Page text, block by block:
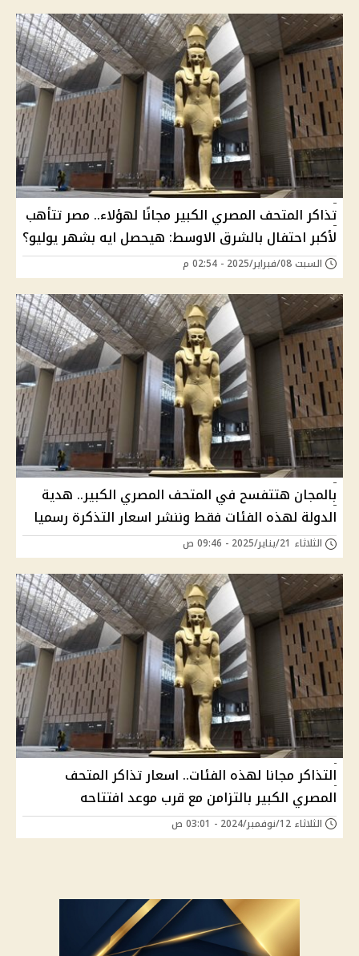
تذاكر المتحف المصري الكبير مجانًا لهؤلاء.. مصر تتأهب
لأكبر احتفال بالشرق الاوسط: هيحصل ايه بشهر يوليو؟
السبت 08/فبراير/2025 - 02:54 م
بالمجان هتتفسح في المتحف المصري الكبير.. هدية
الدولة لهذه الفئات فقط وننشر اسعار التذكرة رسميا
الثلاثاء 21/يناير/2025 - 09:46 ص
التذاكر مجانا لهذه الفئات.. اسعار تذاكر المتحف
المصري الكبير بالتزامن مع قرب موعد افتتاحه
الثلاثاء 12/نوفمبر/2024 - 03:01 ص